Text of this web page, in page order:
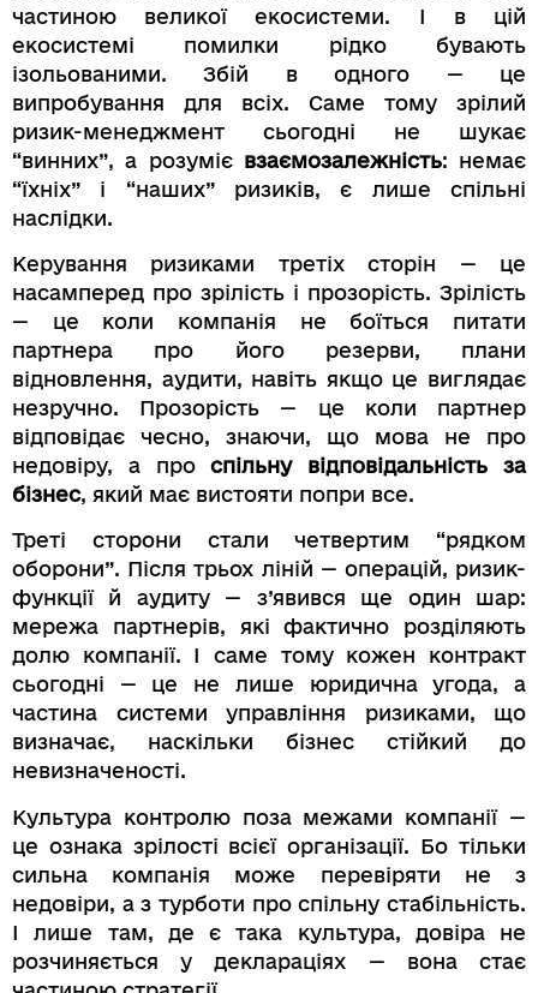
частиною великої екосистеми. І в цій
екосистемі помилки рідко бувають
ізольованими. Збій в одного — це
випробування для всіх. Саме тому зрілий
ризик-менеджмент сьогодні не шукає
“винних”, а розуміє взаємозалежність: немає
“їхніх” і “наших” ризиків, є лише спільні
наслідки.
Керування ризиками третіх сторін — це
насамперед про зрілість і прозорість. Зрілість
— це коли компанія не боїться питати
партнера про його резерви, плани
відновлення, аудити, навіть якщо це виглядає
незручно. Прозорість — це коли партнер
відповідає чесно, знаючи, що мова не про
недовіру, а проспільну відповідальність за
бізнес, який має вистояти попри все.
Треті сторони стали четвертим “рядком
оборони”. Після трьох ліній — операцій, ризик-
функції й аудиту — з’явився ще один шар:
мережа партнерів, які фактично розділяють
долю компанії. І саме тому кожен контракт
сьогодні — це не лише юридична угода, а
частина системи управління ризиками, що
визначає, наскільки бізнес стійкий до
невизначеності.
Культура контролю поза межами компанії —
це ознака зрілості всієї організації. Бо тільки
сильна компанія може перевіряти не з
недовіри, а з турботи про спільну стабільність.
І лише там, де є така культура, довіра не
розчиняється у деклараціях — вона стає